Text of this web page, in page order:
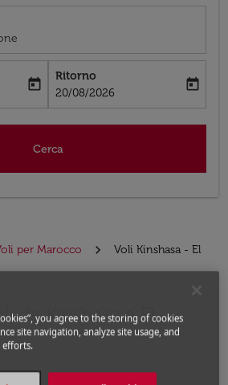
date-aria-label
today
Ritorno
fc-booking-return-date-aria-label
20/08/2026
today
Cerca
per Marocco
Voli Kinshasa - El
da Kinshasa a El
il tuo percorso (origine e/o
you agree to the storing of cookies
site navigation, analyze site usage, and
efforts.